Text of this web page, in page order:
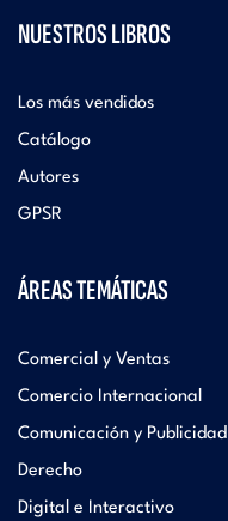
NUESTROS LIBROS
Los más vendidos
Catálogo
Autores
GPSR
ÁREAS TEMÁTICAS
Comercial y Ventas
Comercio Internacional
Comunicación y Publicidad
Derecho
Digital e Interactivo